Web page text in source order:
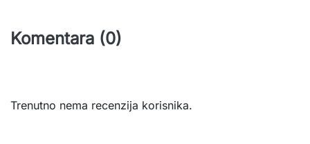
Komentara (0)
Trenutno nema recenzija korisnika.